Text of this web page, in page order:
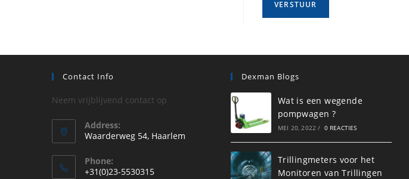
Contact Info
Neem vrijblijvend contact op
Address:
Waarderweg 54, Haarlem
Phone:
+31(0)23-5530315
Dexman Blogs
Wat is een wegende
pompwagen ?
MEI 20, 2022 / 0 REACTIES
Trillingmeters voor het
Monitoren van Trillingen